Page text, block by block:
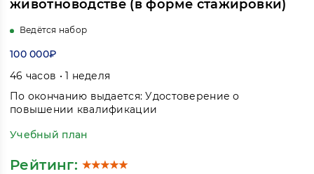
животноводстве (в форме стажировки)
Ведётся набор
100 000₽
46 часов • 1 неделя
По окончанию выдается: Удостоверение о
повышении квалификации
Учебный план
Рейтинг: